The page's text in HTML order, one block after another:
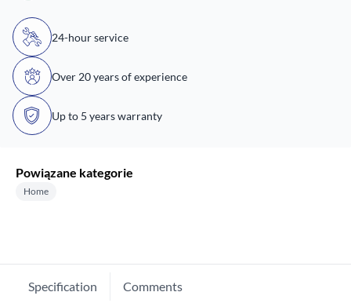
24-hour service
Over 20 years of experience
Up to 5 years warranty
Powiązane kategorie
Home
Specification Comments